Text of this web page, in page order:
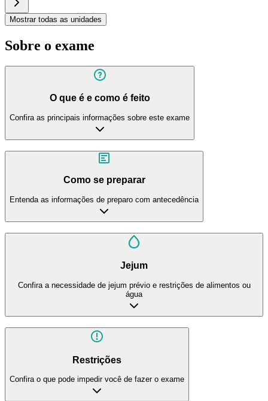
Mostrar todas as unidades
Sobre o exame
O que é e como é feito
Confira as principais informações sobre este exame
Como se preparar
Entenda as informações de preparo com antecedência
Jejum
Confira a necessidade de jejum prévio e restrições de alimentos ou
água
Restrições
Confira o que pode impedir você de fazer o exame